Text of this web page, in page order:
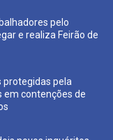
pelo
e realiza Feirão de
protegidas pela
contenções de